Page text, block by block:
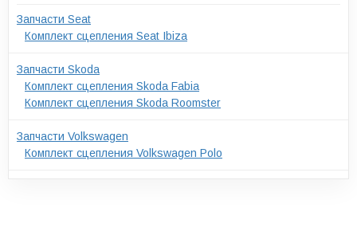
Запчасти Seat
Комплект сцепления Seat Ibiza
Запчасти Skoda
Комплект сцепления Skoda Fabia
Комплект сцепления Skoda Roomster
Запчасти Volkswagen
Комплект сцепления Volkswagen Polo